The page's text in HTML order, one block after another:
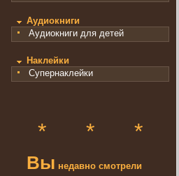
Аудиокниги
Аудиокниги для детей
Наклейки
Супернаклейки
* * *
Вы недавно смотрели